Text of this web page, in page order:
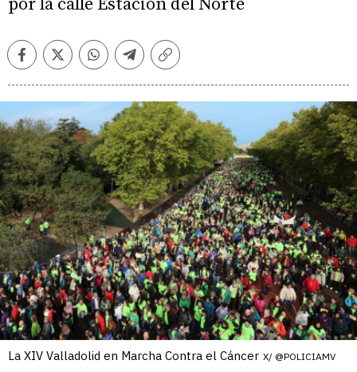
por la calle Estación del Norte
FacebookTwitterWhatsappTelegramCopiar
La XIV Valladolid en Marcha Contra el Cáncer X/ @POLICIAMV